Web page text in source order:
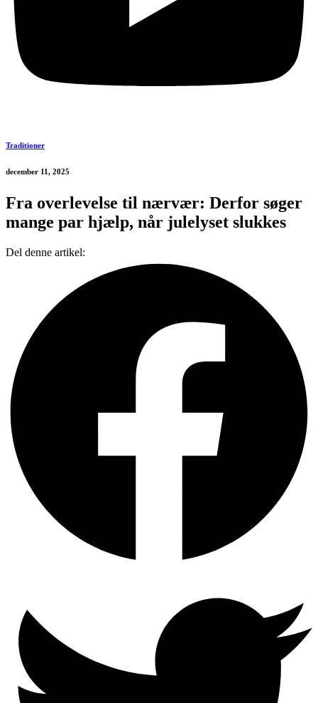
Traditioner
december 11, 2025
Fra overlevelse til nærvær: Derfor søger
mange par hjælp, når julelyset slukkes
Del denne artikel: